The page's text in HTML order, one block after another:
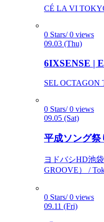
CÉ LA VI
0 Stars/ 0 views
09.03 (Thu)
6IXSENSE |
SEL OCTAGON
0 Stars/ 0 views
09.05 (Sat)
平成ソング祭
ヨドバシHD池
GROOVE） /
0 Stars/ 0 views
09.11 (Fri)